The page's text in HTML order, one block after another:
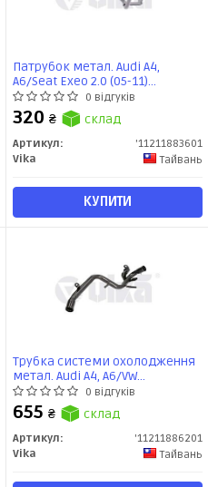
Патрубок метал. Audi A4,
A6/Seat Exeo 2.0 (05-11)
(11211883601) VIKA
0 відгуків
320 ₴ склад
Артикул:
'11211883601
Vika
Тайвань
КУПИТИ
Трубка системи охолодження
метал. Audi A4, A6/VW
Passat/Skoda Superb 1.9D (00-
08) (11211886201) VIKA
0 відгуків
655 ₴ склад
Артикул:
'11211886201
Vika
Тайвань